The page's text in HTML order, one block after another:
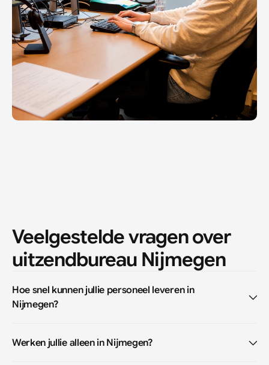
Veelgestelde vragen over
uitzendbureau Nijmegen
Hoe snel kunnen jullie personeel leveren in
Nijmegen?
Werken jullie alleen in Nijmegen?